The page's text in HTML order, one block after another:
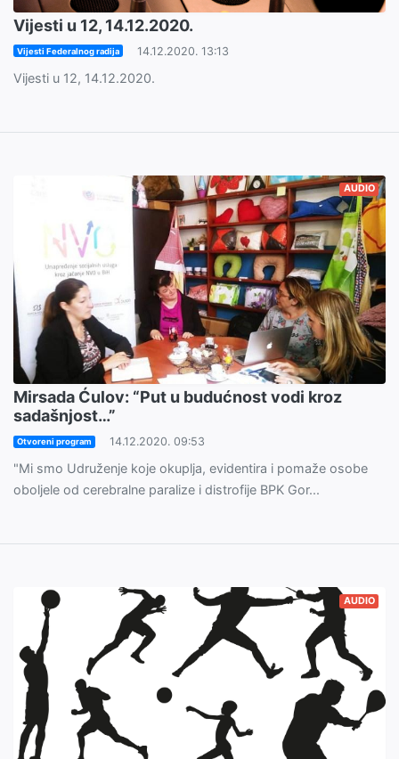
Vijesti u 12, 14.12.2020.
Vijesti Federalnog radija 14.12.2020. 13:13
Vijesti u 12, 14.12.2020.
AUDIO
Mirsada Ćulov: “Put u budućnost vodi kroz
sadašnjost…”
Otvoreni program 14.12.2020. 09:53
"Mi smo Udruženje koje okuplja, evidentira i pomaže osobe
oboljele od cerebralne paralize i distrofije BPK Gor...
AUDIO